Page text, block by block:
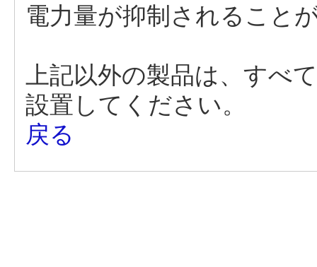
電力量が抑制されること
上記以外の製品は、すべ
設置してください。
戻る